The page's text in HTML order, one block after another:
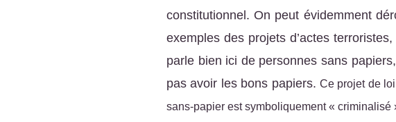
constitutionnel. On peut évidemment
exemples des projets d’actes
parle bien ici de personnes sans
pas avoir les bons papiers.Ce projet de
sans-papier est symboliquement « criminalisé